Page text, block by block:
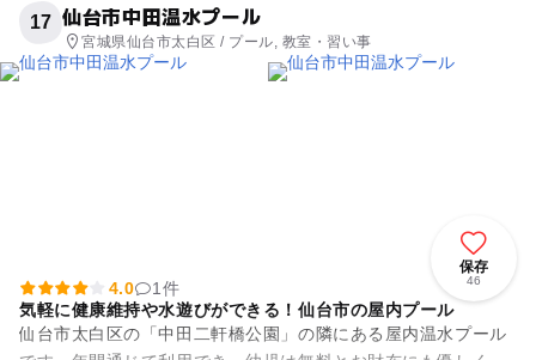
17 仙台市中田温水プール
宮城県仙台市太白区 / プール, 教室・習い事
保存
46
4.0
1件
気軽に健康維持や水遊びができる！仙台市の屋内プール
仙台市太白区の「中田二軒橋公園」の隣にある屋内温水プール